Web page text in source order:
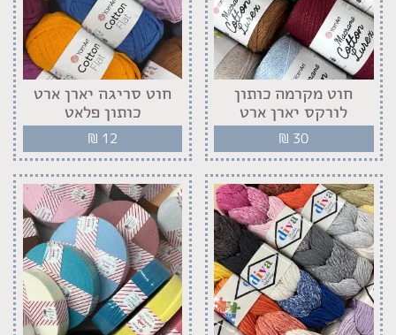
חוט מקרמה כותון
לורקס יארן ארט
₪ 30
חוט סריגה יארן ארט
כותון פלאט
₪ 12